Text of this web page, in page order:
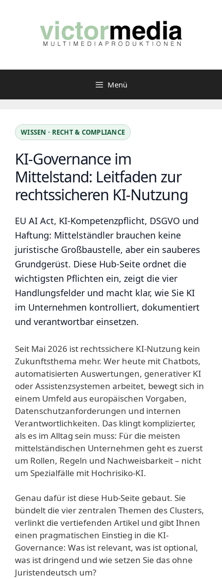
Menü
WISSEN · RECHT & COMPLIANCE
KI-Governance im
Mittelstand: Leitfaden zur
rechtssicheren KI-Nutzung
EU AI Act, KI-Kompetenzpflicht, DSGVO und
Haftung: Mittelständler brauchen keine
juristische Großbaustelle, aber ein sauberes
Grundgerüst. Diese Hub-Seite ordnet die
wichtigsten Pflichten ein, zeigt die vier
Handlungsfelder und macht klar, wie Sie KI
im Unternehmen kontrolliert, dokumentiert
und verantwortbar einsetzen.
Seit Mai 2026 ist rechtssichere KI-Nutzung kein
Zukunftsthema mehr. Wer heute mit Chatbots,
automatisierten Auswertungen, generativer KI
oder Assistenzsystemen arbeitet, bewegt sich in
einem Umfeld aus europäischen Vorgaben,
Datenschutzanforderungen und internen
Verantwortlichkeiten. Das klingt komplizierter,
als es im Alltag sein muss: Für die meisten
mittelständischen Unternehmen geht es zuerst
um Rollen, Regeln und Nachweisbarkeit – nicht
um Spezialfälle mit Hochrisiko-KI.
Genau dafür ist diese Hub-Seite gebaut. Sie
bündelt die vier zentralen Themen des Clusters,
verlinkt die vertiefenden Artikel und gibt Ihnen
einen pragmatischen Einstieg in die KI-
Governance: Was ist relevant, was ist optional,
was ist dringend und wie setzen Sie das ohne
Juristendeutsch um?